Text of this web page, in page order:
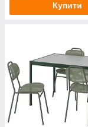
Купити